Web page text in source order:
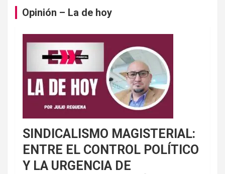
Opinión – La de hoy
SINDICALISMO MAGISTERIAL:
ENTRE EL CONTROL POLÍTICO
Y LA URGENCIA DE